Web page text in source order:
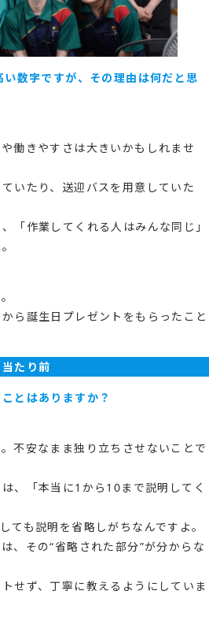
数字ですが、その理由は何だと思
働きやすさは大きいかもしれませ
いたり、送迎バスを用意していた
「作業してくれる人はみんな同じ」
ら誕生日プレゼントをもらったこと
たり前
とはありますか？
不安なまま独り立ちさせないことで
、「本当に1から10まで説明してく
ても説明を省略しがちなんですよ。
、その“省略された部分”が分からな
せず、丁寧に教えるようにしていま